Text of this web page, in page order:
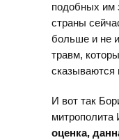
подобных им
страны
больше и не
травм,
сказываются
И вот так
митрополита
оценка,